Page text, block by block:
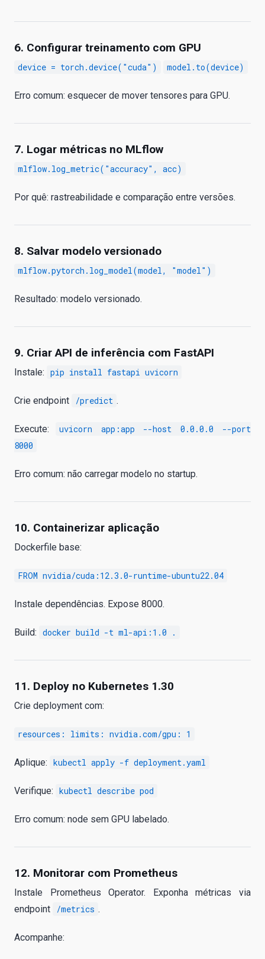
6. Configurar treinamento com GPU
device = torch.device("cuda") model.to(device)
Erro comum: esquecer de mover tensores para GPU.
7. Logar métricas no MLflow
mlflow.log_metric("accuracy", acc)
Por quê: rastreabilidade e comparação entre versões.
8. Salvar modelo versionado
mlflow.pytorch.log_model(model, "model")
Resultado: modelo versionado.
9. Criar API de inferência com FastAPI
Instale: pip install fastapi uvicorn
Crie endpoint /predict .
Execute:
uvicorn app:app --host 0.0.0.0 --port
8000
Erro comum: não carregar modelo no startup.
10. Containerizar aplicação
Dockerfile base:
FROM nvidia/cuda:12.3.0-runtime-ubuntu22.04
Instale dependências. Expose 8000.
Build: docker build -t ml-api:1.0 .
11. Deploy no Kubernetes 1.30
Crie deployment com:
resources: limits: nvidia.com/gpu: 1
Aplique: kubectl apply -f deployment.yaml
Verifique: kubectl describe pod
Erro comum: node sem GPU labelado.
12. Monitorar com Prometheus
Instale Prometheus Operator. Exponha métricas via
endpoint
/metrics .
Acompanhe: